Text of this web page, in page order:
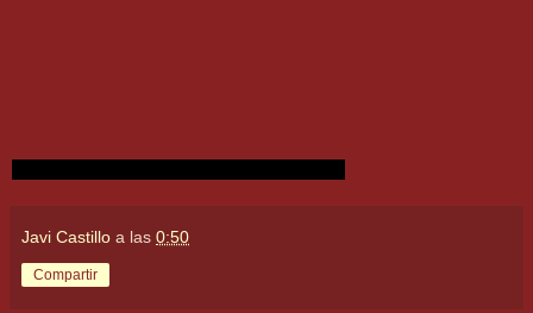
Javi Castillo a las 0:50
Compartir